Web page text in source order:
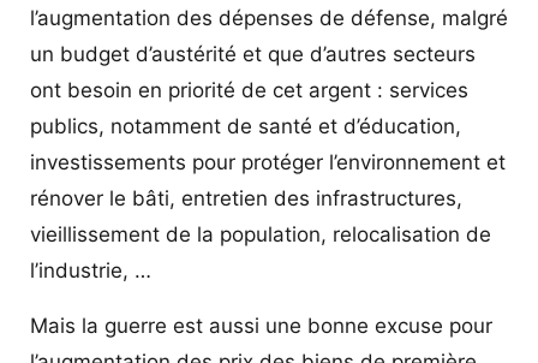
l’augmentation des dépenses de défense, malgré
un budget d’austérité et que d’autres secteurs
ont besoin en priorité de cet argent : services
publics, notamment de santé et d’éducation,
investissements pour protéger l’environnement et
rénover le bâti, entretien des infrastructures,
vieillissement de la population, relocalisation de
l’industrie, …
Mais la guerre est aussi une bonne excuse pour